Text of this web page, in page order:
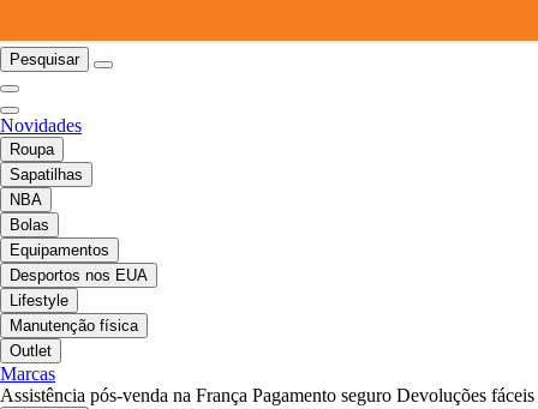
Pesquisar
Novidades
Roupa
Sapatilhas
NBA
Bolas
Equipamentos
Desportos nos EUA
Lifestyle
Manutenção física
Outlet
Marcas
Assistência pós-venda na França Pagamento seguro Devoluções fáceis